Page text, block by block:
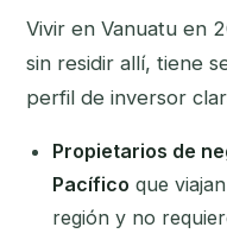
Vivir en Vanuatu en
sin residir allí, tiene
perfil de inversor
Propietarios de
Pacífico que
región y no